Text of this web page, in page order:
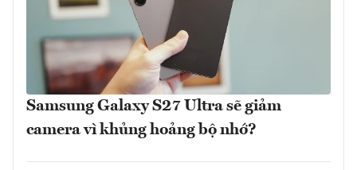
Samsung Galaxy S27 Ultra sẽ giảm
camera vì khủng hoảng bộ nhớ?